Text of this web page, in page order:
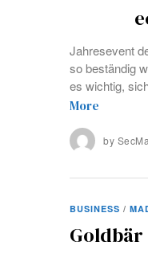
Jahresevent
so beständig
es wichtig,
More
by
BUSINESS /
Goldbär